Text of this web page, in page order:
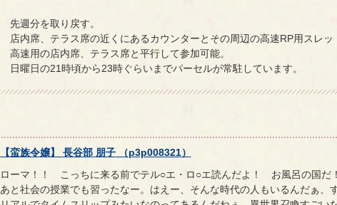
先週分を取り戻す。
店内席、テラス席の近くにあるカウンターとその周辺の高速RP用スレッ
高速用の店内席、テラス席と平行して参加可能。
日曜日の21時頃から23時ぐらいまでパーセルが常駐しています。
【蛮族令嬢】 長谷部 朋子（p3p008321）
ローマ！！ こっちに来る前でテル○エ・ロ○エ読んだよ！ お風呂の国だ
あと社会の授業でも習ったなー。はえー、そんな時代の人もいるんだぁ、